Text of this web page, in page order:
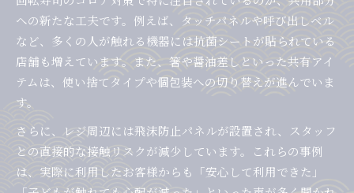
非接触注文が回転寿司にもたらす安心感
回転寿司で広がるセルフサービスの利点
回転寿司のタッチパネル導入と感染対策
回転寿司の非接触会計で安心を得る方法
専門家が注目する回転寿司コロナ対策の特徴
回転寿司で実践される感染防止策の現状
への新たな工夫です。例えば、タッチパネルや呼び出しベル
など、多くの人が触れる機器には抗菌シートが貼られている
店舗も増えています。また、箸や醤油差しといった共有アイ
テムは、使い捨てタイプや個包装への切り替えが進んでいま
す。
さらに、レジ周辺には飛沫防止パネルが設置され、スタッフ
との直接的な接触リスクが減少しています。これらの事例
は、実際に利用したお客様からも「安心して利用できた」